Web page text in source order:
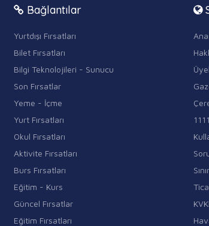
Bağlantılar
Yurtdışı Fırsatları
Bilet Fırsatları
Bilgi Teknolojileri - Sunucu
Son Fırsatlar
Yeme - İçme
Yurt Fırsatları
Okul Fırsatları
Aktivite Fırsatları
Burs Fırsatları
Eğitim - Kurs
Güncel Fırsatlar
Eğitim Fırsatları